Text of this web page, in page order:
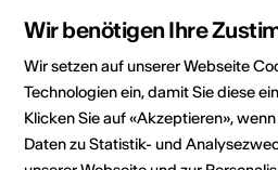
Rubrik
Art der
Lesung
Für alle
Wir benötigen Ihre
Wir setzen auf unserer Webseite
Technologien ein, damit Sie diese
Klicken Sie auf «Akzeptieren»,
Daten zu Statistik- und